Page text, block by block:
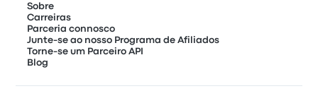
Sobre
Carreiras
Parceria connosco
Junte-se ao nosso Programa de Afiliados
Torne-se um Parceiro API
Blog